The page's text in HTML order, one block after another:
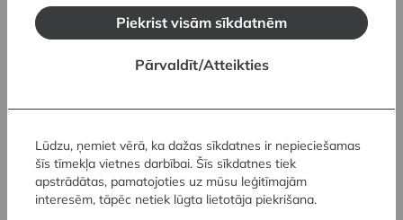
starptautiskajā keramikas centrā Kečkemētā
(Ungārija) un Ķīnas keramikas rezidencēs un
rūpnīcās. Viņas profesionālajā vadībā ilgus
formveides un apgleznošanas kursi (ASV,
Ķīnā). Regulāri piedalās startautiskajās žūrijās.
Māksliniece rīkojusi vairāk kā 20
Piekrist visām sīkdatnēm
Pārvaldīt/Atteikties
Lūdzu, ņemiet vērā, ka dažas sīkdatnes ir nepieciešamas
šīs tīmekļa vietnes darbībai. Šīs sīkdatnes tiek
apstrādātas, pamatojoties uz mūsu leģitīmajām
interesēm, tāpēc netiek lūgta lietotāja piekrišana.